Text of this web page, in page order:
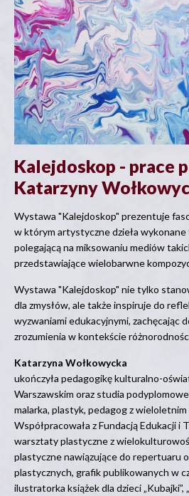
Kalejdoskop - prace
Katarzyny
Wystawa "Kalejdoskop" prezentuje
w którym artystyczne dzieła
polegającą na miksowaniu mediów
przedstawiające wielobarwne
Wystawa "Kalejdoskop" nie tylko
dla zmysłów, ale także inspiruje do
wyzwaniami edukacyjnymi, zachęcając
zrozumienia w kontekście
Katarzyna Wołkowycka
ukończyła pedagogikę kulturalno-
Warszawskim oraz studia
malarka, plastyk, pedagog z
Współpracowała z Fundacją Edukacji i
warsztaty plastyczne z
plastyczne nawiązujące do repertuaru
plastycznych, grafik publikowanych w
ilustratorka książek dla dzieci „Kubajki”,